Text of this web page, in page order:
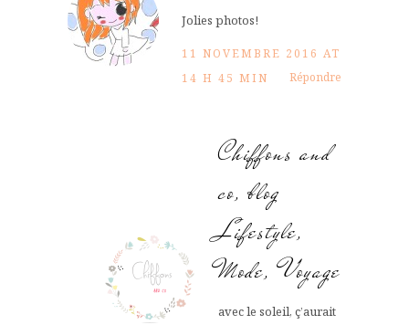
Jolies photos!
11 NOVEMBRE 2016 AT
14 H 45 MIN
Répondre
Chiffons and
co, blog
Lifestyle,
Mode, Voyage
avec le soleil, ç’aurait